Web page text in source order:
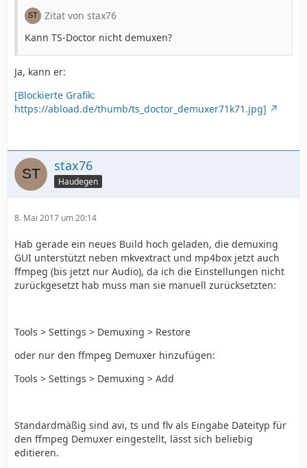
Zitat von stax76
Kann TS-Doctor nicht demuxen?
Ja, kann er:
[Blockierte Grafik:
https://abload.de/thumb/ts_doctor_demuxer71k71.jpg]
stax76
Haudegen
8. Mai 2017 um 20:14
Hab gerade ein neues Build hoch geladen, die demuxing
GUI unterstützt neben mkvextract und mp4box jetzt auch
ffmpeg (bis jetzt nur Audio), da ich die Einstellungen nicht
zurückgesetzt hab muss man sie manuell zurücksetzten:
Tools > Settings > Demuxing > Restore
oder nur den ffmpeg Demuxer hinzufügen:
Tools > Settings > Demuxing > Add
Standardmäßig sind avi, ts und flv als Eingabe Dateityp für
den ffmpeg Demuxer eingestellt, lässt sich beliebig
editieren.